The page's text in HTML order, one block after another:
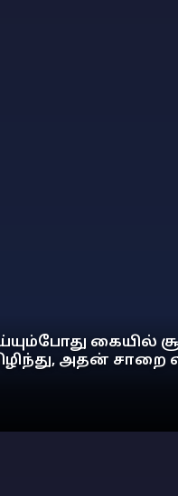
கையில்
அதன் சாறை